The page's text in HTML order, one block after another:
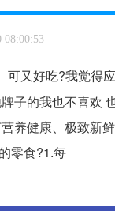
08:00:53
可又好吃?我觉得
子的我也不喜欢
养健康、极致新
零食?1.每